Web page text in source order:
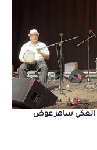
العكي ساهر عوض